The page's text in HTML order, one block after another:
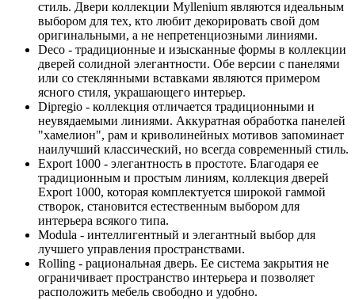
стиль. Двери коллекции Myllenium являются идеальным
выбором для тех, кто любит декорировать свой дом
оригинальными, а не непретенциозными линиями.
Deco - традиционные и изысканные формы в коллекции
дверей солидной элегантности. Обе версии с панелями
или со стеклянными вставками являются примером
ясного стиля, украшающего интерьер.
Dipregio - коллекция отличается традиционными и
неувядаемыми линиями. Аккуратная обработка панелей
"хамелион", рам и криволинейных мотивов запоминает
наилучший классический, но всегда современный стиль.
Export 1000 - элегантность в простоте. Благодаря ее
традиционным и простым линиям, коллекция дверей
Export 1000, которая комплектуется широкой гаммой
створок, становится естественным выбором для
интерьера всякого типа.
Modula - интеллигентный и элегантный выбор для
лучшего управления пространствами.
Rolling - рациональная дверь. Ее система закрытия не
ограничивает пространство интерьера и позволяет
расположить мебель свободно и удобно.